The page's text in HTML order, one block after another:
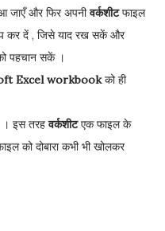
जाएँ और फिर अपनीवर्कशीटफाइल
कर दें , जिसे याद रख सकें और
पहचान सकें ।
Excel workbookको ही
। इस तरहवर्कशीटएक फाइल के
को दोबारा कभी भी खोलकर